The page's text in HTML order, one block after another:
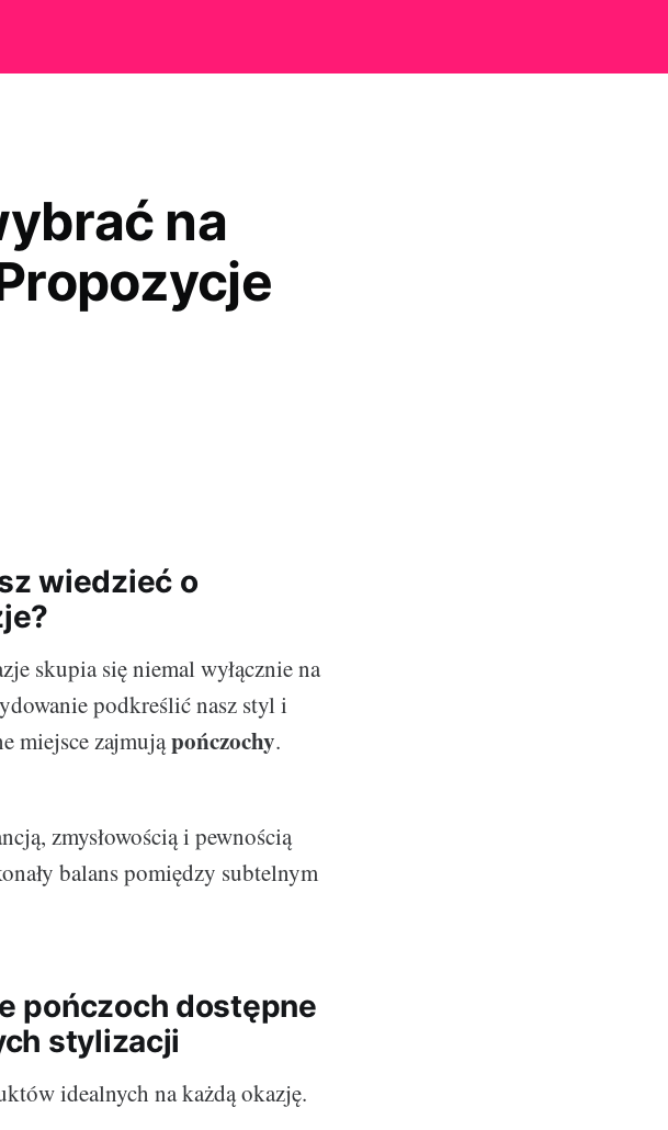
na
wiedzieć o
skupia się niemal wyłącznie na
podkreślić nasz styl i
miejsce zajmująpończochy.
zmysłowością i pewnością
balans pomiędzy subtelnym
pończoch dostępne
stylizacji
idealnych na każdą okazję.